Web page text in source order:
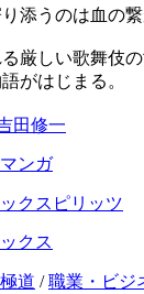
添うのは血の繋
厳しい歌舞伎
がはじまる。
田修一
ンガ
クスピリッツ
クス
道 /職業・ビジ